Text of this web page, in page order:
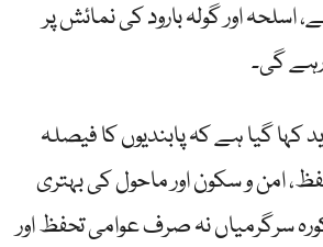
اسلحہ اور گولہ بارود کی نمائش پر
کہا گیا ہے کہ پابندیوں کا فیصلہ
امن و سکون اور ماحول کی بہتری
سرگرمیاں نہ صرف عوامی تحفظ اور